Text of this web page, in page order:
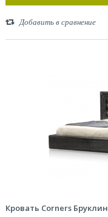
Добавить в сравнение
Кровать Corners Бруклин